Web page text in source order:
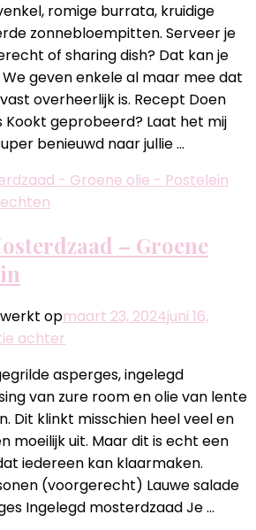
–
Burrata
–
Zonnebloempit
romige burrata, kruidige
zonnebloempitten. Serveer je
of sharing dish? Dat kan je
geven enkele al maar mee dat
overheerlijk is. Recept Doen
Kookt geprobeerd? Laat het mij
benieuwd naar jullie …
– Groene
opmaart 23, 2024juni 16,
achter
–
Mosterdzaad
–
Groene
olie
–
Postelein
asperges, ingelegd
van zure room en olie van lente
Dit klinkt misschien heel veel en
moeilijk uit. Maar dit is echt een
iedereen kan klaarmaken.
(voorgerecht) Lauwe salade
Ingelegd mosterdzaad Je …